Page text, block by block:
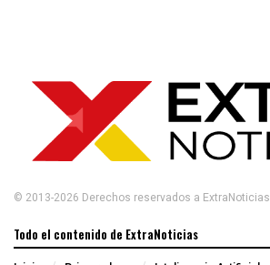
© 2013-2026 Derechos reservados a ExtraNoticias
Todo el contenido de ExtraNoticias